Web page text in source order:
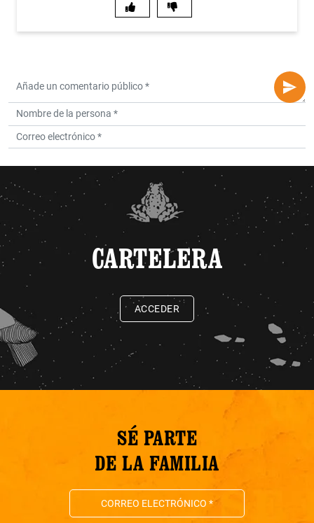
CARTELERA
ACCEDER
SÉ PARTE
DE LA FAMILIA